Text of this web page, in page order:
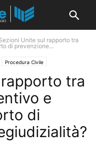
Unite sul rapporto tra
di prevenzione...
Procedura Civile
tra
e
di